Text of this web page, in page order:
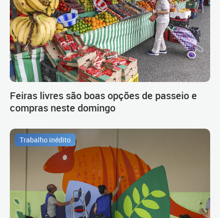
Feiras livres são boas opções de passeio e
compras neste domingo
Trabalho inédito